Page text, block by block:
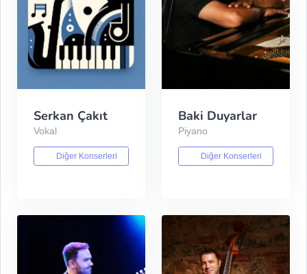
Serkan Çakıt
Vokal
Diğer Konserleri
Baki Duyarlar
Piyano
Diğer Konserleri